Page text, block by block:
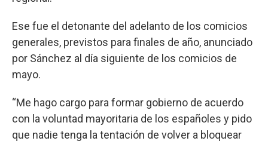
Ese fue el detonante del adelanto de los comicios
generales, previstos para finales de año, anunciado
por Sánchez al día siguiente de los comicios de
mayo.
“Me hago cargo para formar gobierno de acuerdo
con la voluntad mayoritaria de los españoles y pido
que nadie tenga la tentación de volver a bloquear